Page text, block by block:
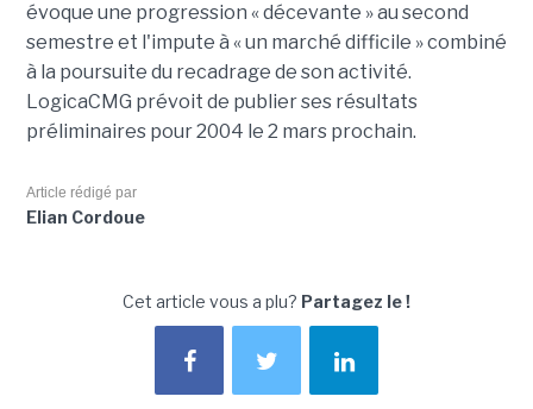
évoque une progression « décevante » au second
semestre et l'impute à « un marché difficile » combiné
à la poursuite du recadrage de son activité.
LogicaCMG prévoit de publier ses résultats
préliminaires pour 2004 le 2 mars prochain.
Article rédigé par
Elian Cordoue
Cet article vous a plu? Partagez le !